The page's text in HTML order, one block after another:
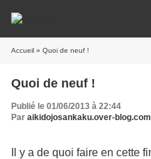
Accueil » Quoi de neuf !
Quoi de neuf !
Publié le 01/06/2013 à 22:44
Par aikidojosankaku.over-blog.com
Il y a de quoi faire en cette